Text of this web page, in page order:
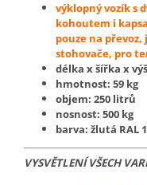
výklopný vozík s
kohoutem i
pouze na
stohovače, pro
délka x šířka x
hmotnost: 59 kg
objem: 250 litrů
nosnost: 500 kg
barva: žlutá RAL
VYSVĚTLENÍ VŠECH